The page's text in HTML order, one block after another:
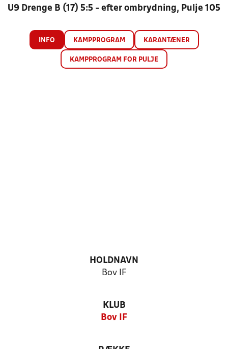
U9 Drenge B (17) 5:5 - efter ombrydning, Pulje 105
INFO KAMPPROGRAM KARANTÆNER
KAMPPROGRAM FOR PULJE
HOLDNAVN
Bov IF
KLUB
Bov IF